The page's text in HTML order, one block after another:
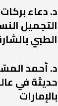
د. دعاء
التجميل
الطبي
د. أحمد
حديثة في
بالإمارات